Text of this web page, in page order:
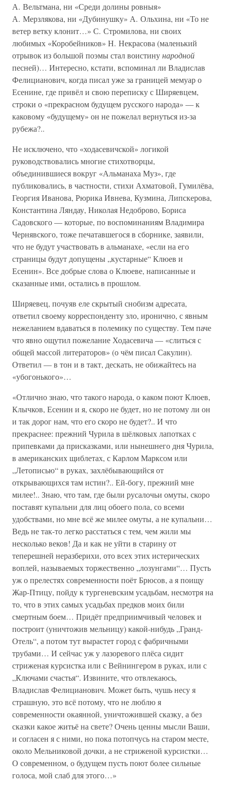
А. Вельтмана, ни «Среди долины ровныя»
А. Мерзлякова, ни «Дубинушку» А. Ольхина, ни «То не
ветер ветку клонит…» С. Стромилова, ни своих
любимых «Коробейников» Н. Некрасова (маленький
отрывок из большой поэмы стал воистинународной
песней)… Интересно, кстати, вспоминал ли Владислав
Фелицианович, когда писал уже за границей мемуар о
Есенине, где привёл и свою переписку с Ширяевцем,
строки о «прекрасном будущем русского народа» — к
каковому «будущему» он не пожелал вернуться из-за
рубежа?..
Не исключено, что «ходасевичской» логикой
руководствовались многие стихотворцы,
объединившиеся вокруг «Альманаха Муз», где
публиковались, в частности, стихи Ахматовой, Гумилёва,
Георгия Иванова, Рюрика Ивнева, Кузмина, Липскерова,
Константина Ляндау, Николая Недоброво, Бориса
Садовского — которые, по воспоминаниям Владимира
Чернявского, тоже печатавшегося в сборнике, заявили,
что не будут участвовать в альманахе, «если на его
страницы будут допущены „кустарные“ Клюев и
Есенин». Все добрые слова о Клюеве, написанные и
сказанные ими, остались в прошлом.
Ширяевец, почуяв еле скрытый снобизм адресата,
ответил своему корреспонденту зло, иронично, с явным
нежеланием вдаваться в полемику по существу. Тем паче
что явно ощутил пожелание Ходасевича — «слиться с
общей массой литераторов» (о чём писал Сакулин).
Ответил — в тон и в такт, дескать, не обижайтесь на
«убогонького»…
«Отлично знаю, что такого народа, о каком поют Клюев,
Клычков, Есенин и я, скоро не будет, но не потому ли он
и так дорог нам, что его скоро не будет?.. И что
прекраснее: прежний Чурила в шёлковых лапотках с
припевками да присказками, или нынешнего дня Чурила,
в американских щиблетах, с Карлом Марксом или
„Летописью“ в руках, захлёбывающийся от
открывающихся там истин?.. Ей-богу, прежний мне
милее!.. Знаю, что там, где были русалочьи омуты, скоро
поставят купальни для лиц обоего пола, со всеми
удобствами, но мне всё же милее омуты, а не купальни…
Ведь не так-то легко расстаться с тем, чем жили мы
несколько веков! Да и как не уйти в старину от
теперешней неразберихи, ото всех этих истерических
воплей, называемых торжественно „лозунгами“… Пусть
уж о прелестях современности поёт Брюсов, а я поищу
Жар-Птицу, пойду к тургеневским усадьбам, несмотря на
то, что в этих самых усадьбах предков моих били
смертным боем… Придёт предприимчивый человек и
построит (уничтожив мельницу) какой-нибудь „Гранд-
Отель“, а потом тут вырастет город с фабричными
трубами… И сейчас уж у лазоревого плёса сидит
стриженая курсистка или с Вейнингером в руках, или с
„Ключами счастья“. Извините, что отвлекаюсь,
Владислав Фелицианович. Может быть, чушь несу я
страшную, это всё потому, что не люблю я
современности окаянной, уничтожившей сказку, а без
сказки какое житьё на свете? Очень ценны мысли Ваши,
и согласен я с ними, но пока потопчусь на старом месте,
около Мельниковой дочки, а не стриженой курсистки…
О современном, о будущем пусть поют более сильные
голоса, мой слаб для этого…»